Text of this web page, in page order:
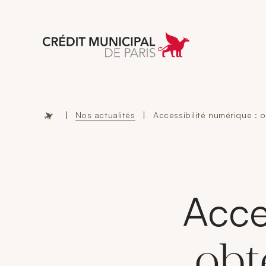
Aller à l'accueil
| Nos actualités | Accessibilité numérique :